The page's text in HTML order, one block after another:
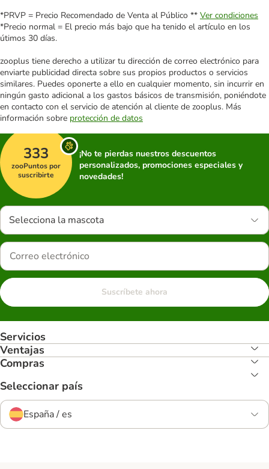
*PRVP = Precio Recomendado de Venta al Público ** Ver condiciones
*Precio normal = El precio más bajo que ha tenido el artículo en los
útimos 30 días.
zooplus tiene derecho a utilizar tu dirección de correo electrónico para
enviarte publicidad directa sobre sus propios productos o servicios
similares. Puedes oponerte a ello en cualquier momento, sin incurrir en
ningún gasto adicional a los gastos básicos de transmisión, poniéndote
en contacto con el servicio de atención al cliente de zooplus. Más
información sobre protección de datos
333
zooPuntos por
suscribirte
¡No te pierdas nuestros descuentos
personalizados, promociones especiales y
novedades!
Selecciona la mascota
Suscríbete ahora
Servicios
Ventajas
Compras
Seleccionar país
España / es